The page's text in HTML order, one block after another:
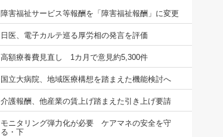
障害福祉サービス等報酬を「障害福祉報酬」に変更
日医、電子カルテ巡る厚労相の発言を評価
高額療養費見直し 1カ月で意見約5,300件
国立大病院、地域医療構想を踏まえた機能検討へ
介護報酬、他産業の賃上げ踏まえた引き上げ要請
モニタリング弾力化が必要 ケアマネの安全を守
る・下